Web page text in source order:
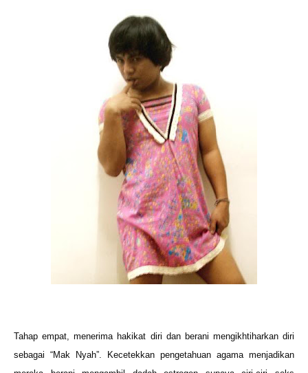
Tahap empat, menerima hakikat diri dan berani mengikhtiharkan diri
sebagai “Mak Nyah”. Kecetekkan pengetahuan agama menjadikan